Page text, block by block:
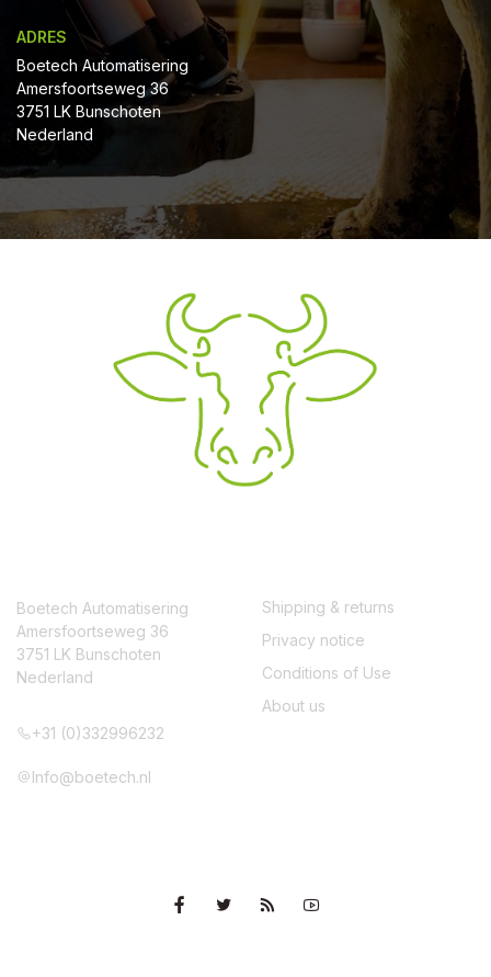
ADRES
Boetech Automatisering
Amersfoortseweg 36
3751 LK Bunschoten
Nederland
Boetech Automatisering
Amersfoortseweg 36
3751 LK Bunschoten
Nederland
+31 (0)332996232
Info@boetech.nl
Shipping & returns
Privacy notice
Conditions of Use
About us